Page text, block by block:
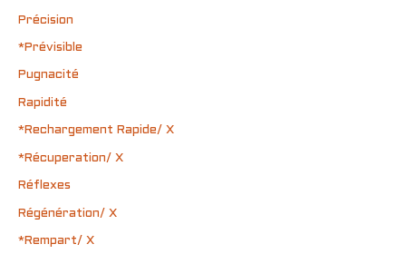
Précision
*Prévisible
Pugnacité
Rapidité
*Rechargement Rapide/ X
*Récuperation/ X
Réflexes
Régénération/ X
*Rempart/ X